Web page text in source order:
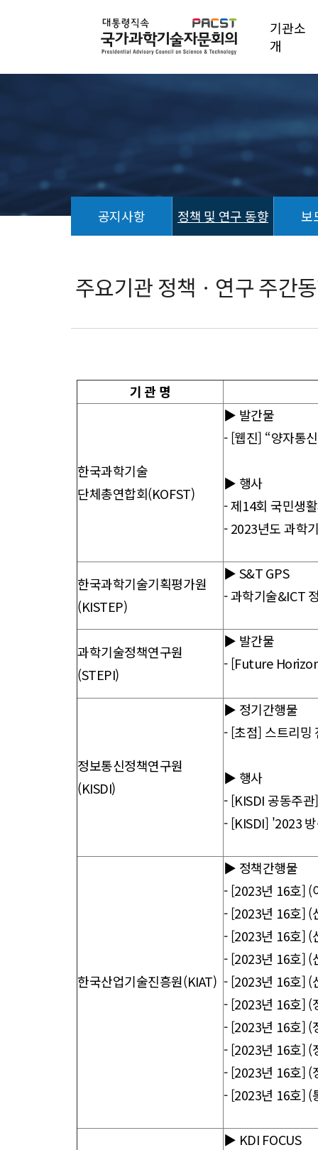
기관소
개
공지사항 정책 및 연구 동향 보
연
향
주요기관 정책ㆍ연구 주간
기 관 명
한국과학기술
단체총연합회(KOFST)
▶ 발간물
-[웹진] “양자통
▶ 행사
- 제14회 국민생
- 2023년도 과학
한국과학기술기획평가원
(KISTEP)
▶ S&T GPS
- 과학기술&ICT
과학기술정책연구원
(STEPI)
▶ 발간물
- [Future
정보통신정책연구원
(KISDI)
▶ 정기간행물
-[초점] 스트리밍
▶ 행사
-[KISDI 공동주
-[KISDI] '2023
한국산업기술진흥원(KIAT)
▶ 정책간행물
-[2023년 16호] (
-[2023년 16호] (
-[2023년 16호] (
-[2023년 16호] (
-[2023년 16호] (
-[2023년 16호] (
-[2023년 16호] (
-[2023년 16호] (
-[2023년 16호] (
-[2023년 16호] (
▶ KDI FOCUS